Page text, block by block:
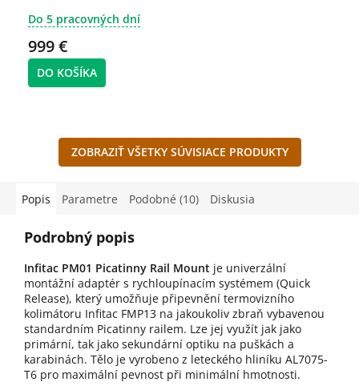
Do 5 pracovných dní
999 €
DO KOŠÍKA
ZOBRAZIŤ VŠETKY SÚVISIACE PRODUKTY
Popis Parametre Podobné (10) Diskusia
Podrobný popis
Infitac PM01 Picatinny Rail Mount je univerzální
montážní adaptér s rychloupínacím systémem (Quick
Release), který umožňuje připevnění termovizního
kolimátoru Infitac FMP13 na jakoukoliv zbraň vybavenou
standardním Picatinny railem. Lze jej využít jak jako
primární, tak jako sekundární optiku na puškách a
karabinách. Tělo je vyrobeno z leteckého hliníku AL7075-
T6 pro maximální pevnost při minimální hmotnosti.